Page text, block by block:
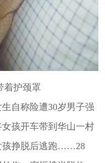
着护颈罩
自称险遭30岁男子强
孩开车带到华山一村
孩挣脱后逃跑……28